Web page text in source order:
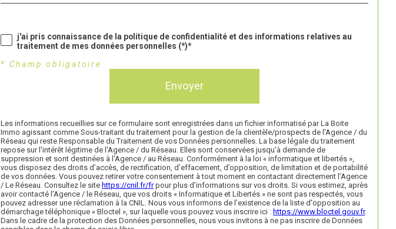
j'ai pris connaissance de la politique de confidentialité et des informations relatives au
traitement de mes données personnelles (*)*
* Champ obligatoire
Envoyer
Les informations recueillies sur ce formulaire sont enregistrées dans un fichier informatisé par La Boite
Immo agissant comme Sous-traitant du traitement pour la gestion de la clientèle/prospects de l'Agence / du
Réseau qui reste Responsable du Traitement de vos Données personnelles. La base légale du traitement
repose sur l'intérêt légitime de l'Agence / du Réseau. Elles sont conservées jusqu'à demande de
suppression et sont destinées à l'Agence / au Réseau. Conformément à la loi « informatique et libertés »,
vous disposez des droits d’accès, de rectification, d’effacement, d’opposition, de limitation et de portabilité
de vos données. Vous pouvez retirer votre consentement à tout moment en contactant directement l’Agence
/ Le Réseau. Consultez le site https://cnil.fr/frpour plus d’informations sur vos droits. Si vous estimez, après
avoir contacté l'Agence / le Réseau, que vos droits « Informatique et Libertés » ne sont pas respectés, vous
pouvez adresser une réclamation à la CNIL. Nous vous informons de l’existence de la liste d'opposition au
démarchage téléphonique « Bloctel », sur laquelle vous pouvez vous inscrire ici : https://www.bloctel.gouv.fr.
Dans le cadre de la protection des Données personnelles, nous vous invitons à ne pas inscrire de Données